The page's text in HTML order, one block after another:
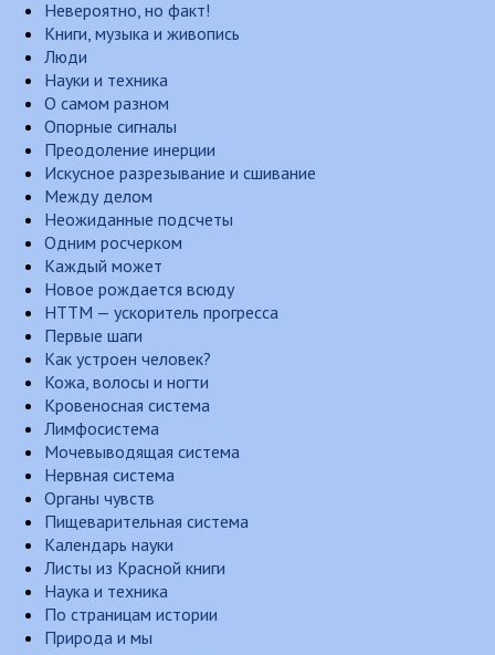
Невероятно, но факт!
Книги, музыка и живопись
Люди
Науки и техника
О самом разном
Опорные сигналы
Преодоление инерции
Искусное разрезывание и сшивание
Между делом
Неожиданные подсчеты
Одним росчерком
Каждый может
Новое рождается всюду
НТТМ — ускоритель прогресса
Первые шаги
Как устроен человек?
Кожа, волосы и ногти
Кровеносная система
Лимфосистема
Мочевыводящая система
Нервная система
Органы чувств
Пищеварительная система
Календарь науки
Листы из Красной книги
Наука и техника
По страницам истории
Природа и мы